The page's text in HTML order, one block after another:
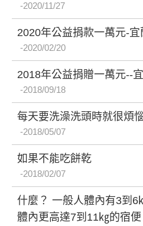
2020/11/27
2020年公益捐款一萬元-
2020/02/20
2018年公益捐贈一萬元--
2018/09/18
每天要洗澡洗頭時就很煩
2018/05/07
如果不能吃餅乾
2018/02/07
什麼？ 一般人體內有3到6
體內更高達7到11㎏的宿便